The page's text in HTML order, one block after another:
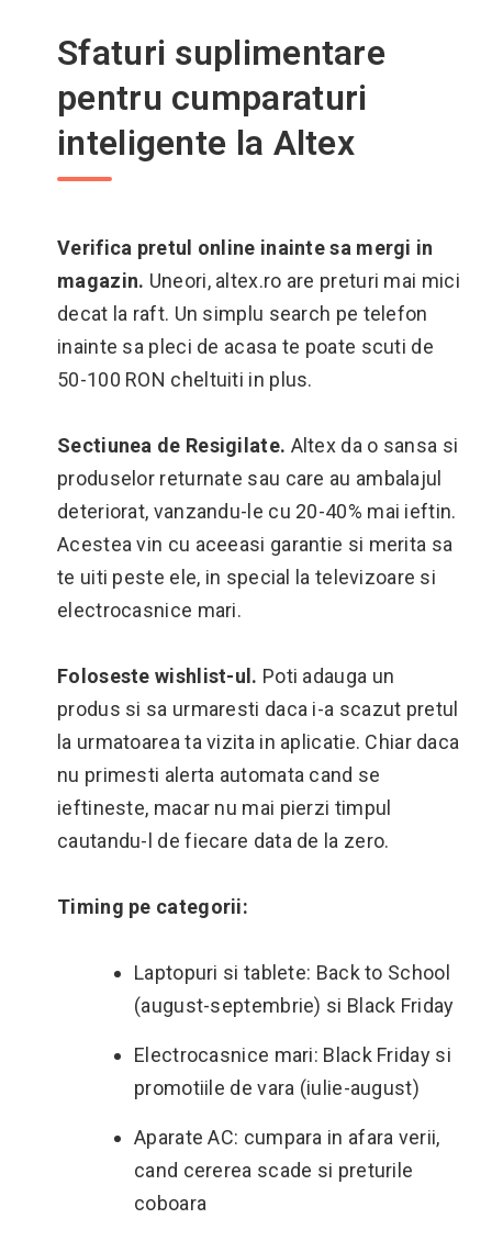
Sfaturi suplimentare
pentru cumparaturi
inteligente la Altex
Verifica pretul online inainte sa mergi in
magazin. Uneori, altex.ro are preturi mai mici
decat la raft. Un simplu search pe telefon
inainte sa pleci de acasa te poate scuti de
50-100 RON cheltuiti in plus.
Sectiunea de Resigilate. Altex da o sansa si
produselor returnate sau care au ambalajul
deteriorat, vanzandu-le cu 20-40% mai ieftin.
Acestea vin cu aceeasi garantie si merita sa
te uiti peste ele, in special la televizoare si
electrocasnice mari.
Foloseste wishlist-ul. Poti adauga un
produs si sa urmaresti daca i-a scazut pretul
la urmatoarea ta vizita in aplicatie. Chiar daca
nu primesti alerta automata cand se
ieftineste, macar nu mai pierzi timpul
cautandu-l de fiecare data de la zero.
Timing pe categorii:
Laptopuri si tablete: Back to School
(august-septembrie) si Black Friday
Electrocasnice mari: Black Friday si
promotiile de vara (iulie-august)
Aparate AC: cumpara in afara verii,
cand cererea scade si preturile
coboara